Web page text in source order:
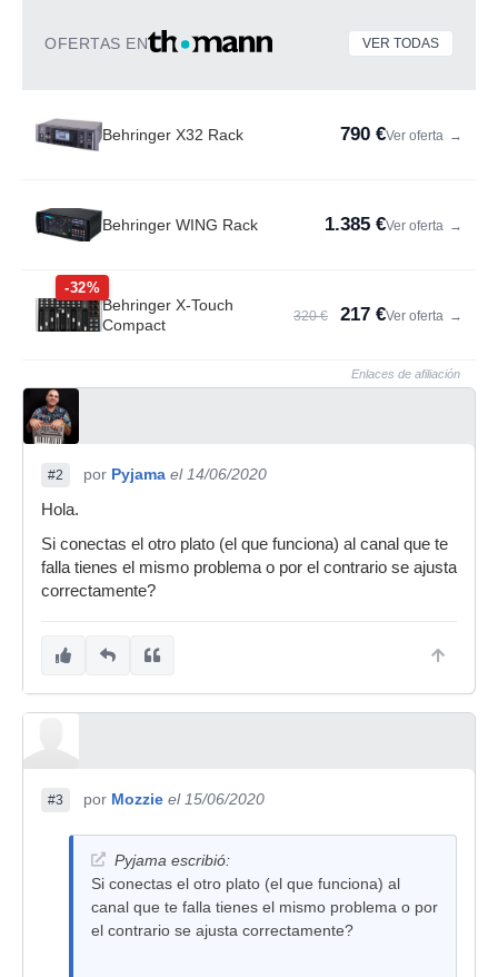
OFERTAS EN VER TODAS
Behringer X32 Rack 790 €Ver oferta →
Behringer WING Rack 1.385 €Ver oferta →
-32%
Behringer X-Touch
Compact
320 € 217 €Ver oferta →
Enlaces de afiliación
#2 por Pyjama el 14/06/2020
Hola.
Si conectas el otro plato (el que funciona) al canal que te
falla tienes el mismo problema o por el contrario se ajusta
correctamente?
#3 por Mozzie el 15/06/2020
Pyjama escribió:
Si conectas el otro plato (el que funciona) al
canal que te falla tienes el mismo problema o por
el contrario se ajusta correctamente?